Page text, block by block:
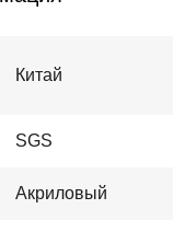
Китай
SGS
Акриловый